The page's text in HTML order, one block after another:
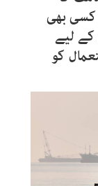
کسی بھی
کے لیے
کو